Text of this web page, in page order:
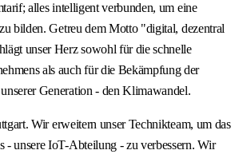
alles intelligent verbunden, um eine
bilden. Getreu dem Motto "digital, dezentral
unser Herz sowohl für die schnelle
als auch für die Bekämpfung der
Generation - den Klimawandel.
Wir erweitern unser Technikteam, um das
- unsere IoT-Abteilung - zu verbessern. Wir